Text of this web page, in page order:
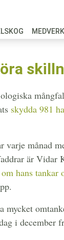
skydda 981
varje månad
är
hans tankar
i